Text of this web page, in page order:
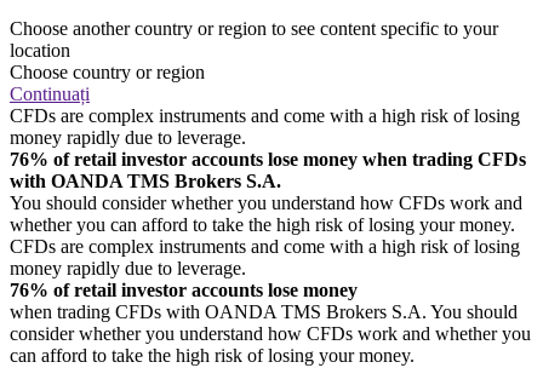
Choose another country or region to see content specific to your
location
Choose country or region
Continuați
CFDs are complex instruments and come with a high risk of losing
money rapidly due to leverage.
76% of retail investor accounts lose money when trading CFDs
with OANDA TMS Brokers S.A.
You should consider whether you understand how CFDs work and
whether you can afford to take the high risk of losing your money.
CFDs are complex instruments and come with a high risk of losing
money rapidly due to leverage.
76% of retail investor accounts lose money
when trading CFDs with OANDA TMS Brokers S.A. You should
consider whether you understand how CFDs work and whether you
can afford to take the high risk of losing your money.